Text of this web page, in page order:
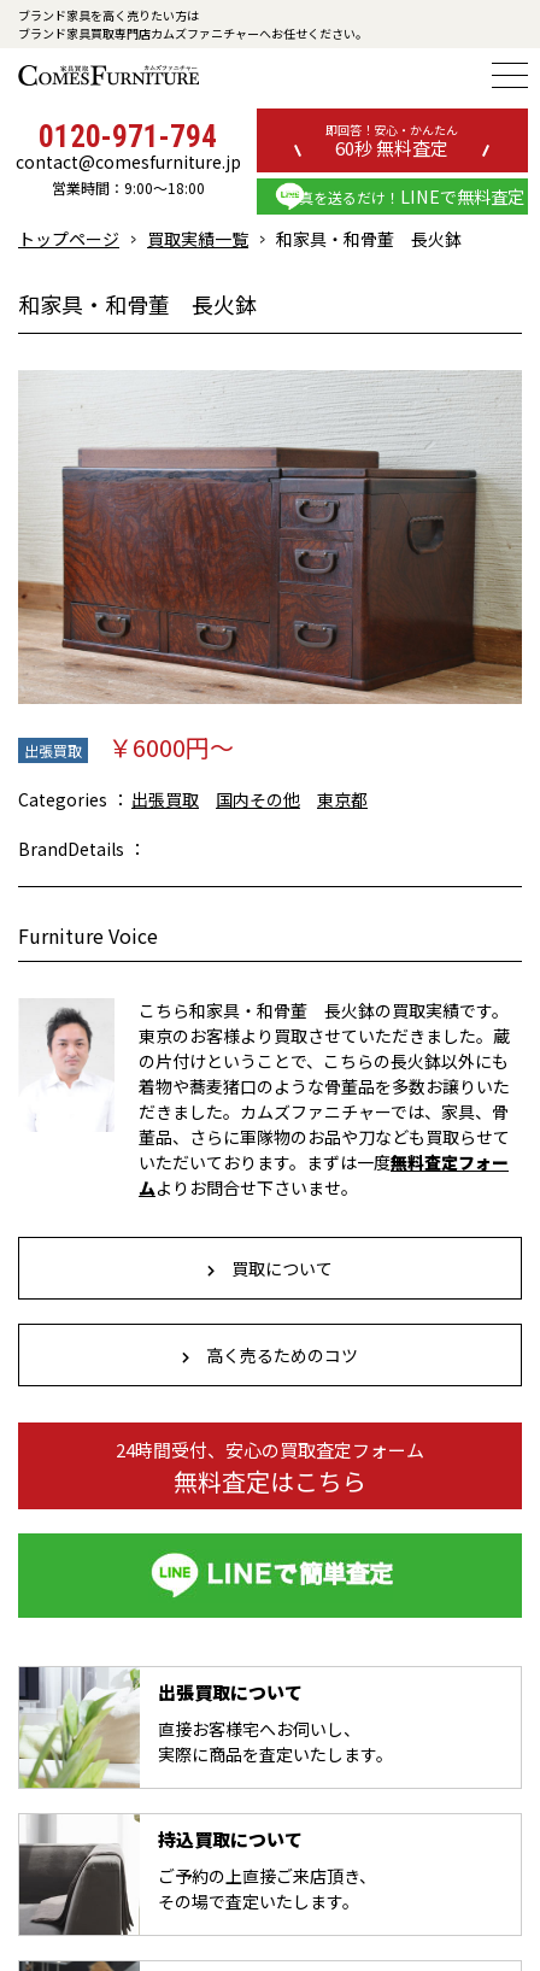
ブランド家具を高く売りたい方は
ブランド家具買取専門店カムズファニチャーへお任せください。
0120-971-794
contact@comesfurniture.jp
営業時間：9:00～18:00
即回答！安心・かんたん
60秒 無料査定
写真を送るだけ！ LINEで無料査定
トップページ 買取実績一覧 和家具・和骨董 長火鉢
和家具・和骨董 長火鉢
出張買取 ￥6000円～
Categories 出張買取 国内その他 東京都
BrandDetails
Furniture Voice
こちら和家具・和骨董 長火鉢の買取実績です。
東京のお客様より買取させていただきました。蔵
の片付けということで、こちらの長火鉢以外にも
着物や蕎麦猪口のような骨董品を多数お譲りいた
だきました。カムズファニチャーでは、家具、骨
董品、さらに軍隊物のお品や刀なども買取らせて
いただいております。まずは一度無料査定フォー
ムよりお問合せ下さいませ。
買取について
高く売るためのコツ
24時間受付、安心の買取査定フォーム
無料査定はこちら
出張買取について
直接お客様宅へお伺いし、
実際に商品を査定いたします。
持込買取について
ご予約の上直接ご来店頂き、
その場で査定いたします。